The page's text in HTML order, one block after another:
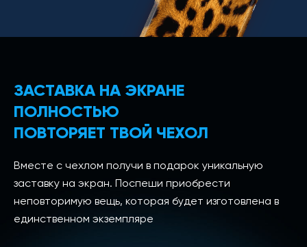
ЗАСТАВКА НА ЭКРАНЕ
ПОЛНОСТЬЮ
ПОВТОРЯЕТ ТВОЙ ЧЕХОЛ
Вместе с чехлом получи в подарок уникальную
заставку на экран. Поспеши приобрести
неповторимую вещь, которая будет изготовлена в
единственном экземпляре